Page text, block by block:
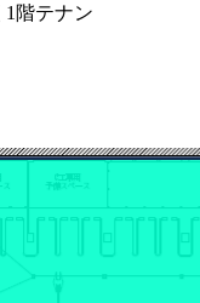
1階テナン